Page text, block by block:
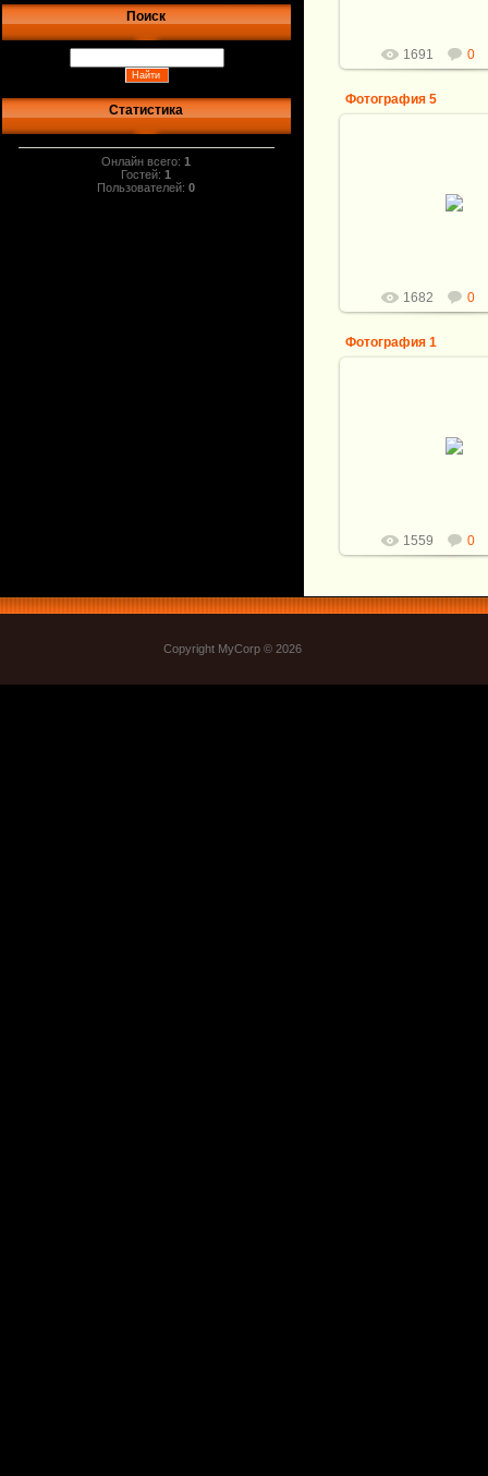
Поиск
Статистика
Онлайн всего:1
Гостей:1
Пользователей:0
1691 0
Фотография 5
1682 0
Фотография 1
1559 0
Copyright MyCorp © 2026